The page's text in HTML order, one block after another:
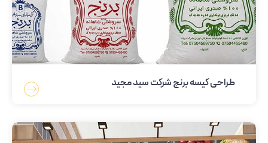
طراحی کیسه برنج شرکت سید مجید